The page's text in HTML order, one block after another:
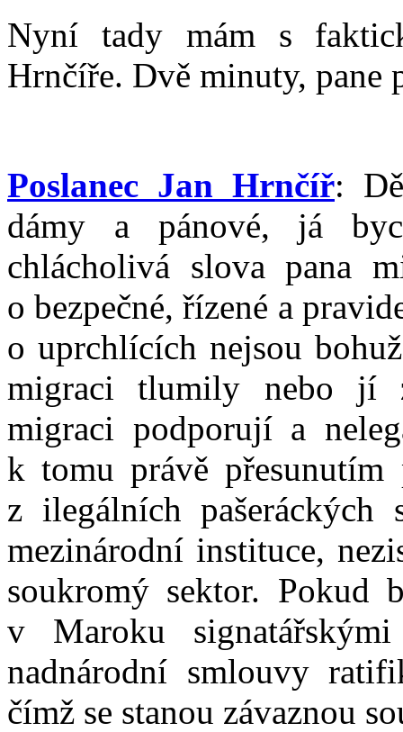
Nyní tady mám s
Hrnčíře. Dvě minuty, pane
Poslanec Jan Hrnčíř:
dámy a pánové, já
chlácholivá slova pana
o bezpečné, řízené a
o uprchlících nejsou
migraci tlumily nebo jí
migraci podporují a
k tomu právě přesunutím
z ilegálních pašeráckých
mezinárodní instituce,
soukromý sektor. Pokud
v Maroku
nadnárodní smlouvy
čímž se stanou závaznou